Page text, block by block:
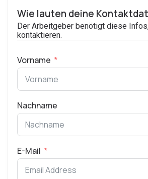
Wie lauten deine
Der Arbeitgeber benötigt diese
kontaktieren.
Vorname
Nachname
E-Mail